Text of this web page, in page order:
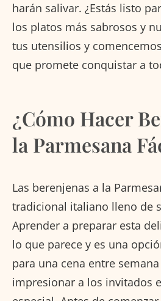
harán salivar. ¿Estás listo
los platos más sabrosos y
tus utensilios y
que promete conquistar a
¿Cómo Hacer
la Parmesana
Las berenjenas a la
tradicional italiano lleno de
Aprender a preparar esta
lo que parece y es una
para una cena entre
impresionar a los invitados